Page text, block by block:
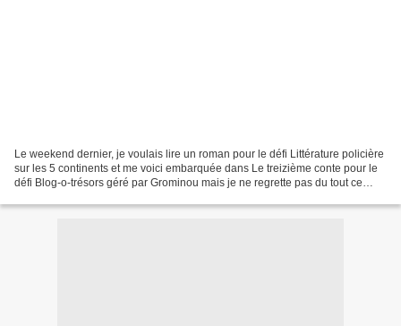
Le weekend dernier, je voulais lire un roman pour le défi Littérature policière
sur les 5 continents et me voici embarquée dans Le treizième conte pour le
défi Blog-o-trésors géré par Grominou mais je ne regrette pas du tout ce